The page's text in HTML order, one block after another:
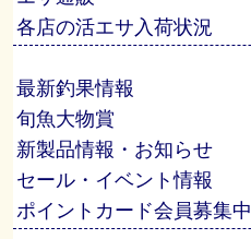
各店の活エサ入荷状況
最新釣果情報
旬魚大物賞
新製品情報・お知らせ
セール・イベント情報
ポイントカード会員募集中